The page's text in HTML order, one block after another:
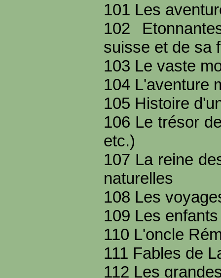
101 Les
102
suisse et de sa
103 Le vaste
104 L'aventure
105 Histoire
106 Le trésor
etc.)
107 La reine
naturelles
108 Les
109 Les
110 L'oncle
111 Fables de
112 Les